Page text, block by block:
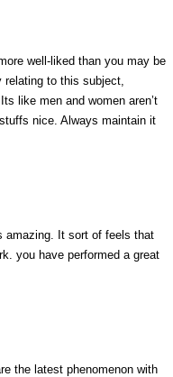
well-liked than you may be
relating to this subject,
like men and women aren’t
nice. Always maintain it
amazing. It sort of feels that
you have performed a great
the latest phenomenon with